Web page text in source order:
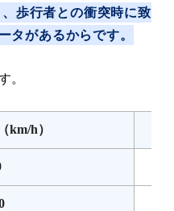
歩行者との衝突時に致
タがあるからです。
。
km/h）